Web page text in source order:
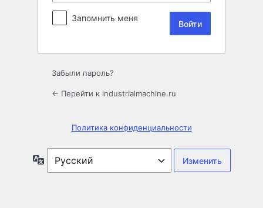
Запомнить меня
Забыли пароль?
← Перейти к industrialmachine.ru
Политика конфиденциальности
Язык